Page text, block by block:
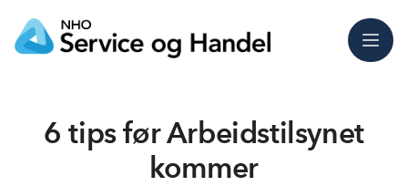
Meny
6 tips før Arbeidstilsynet
kommer